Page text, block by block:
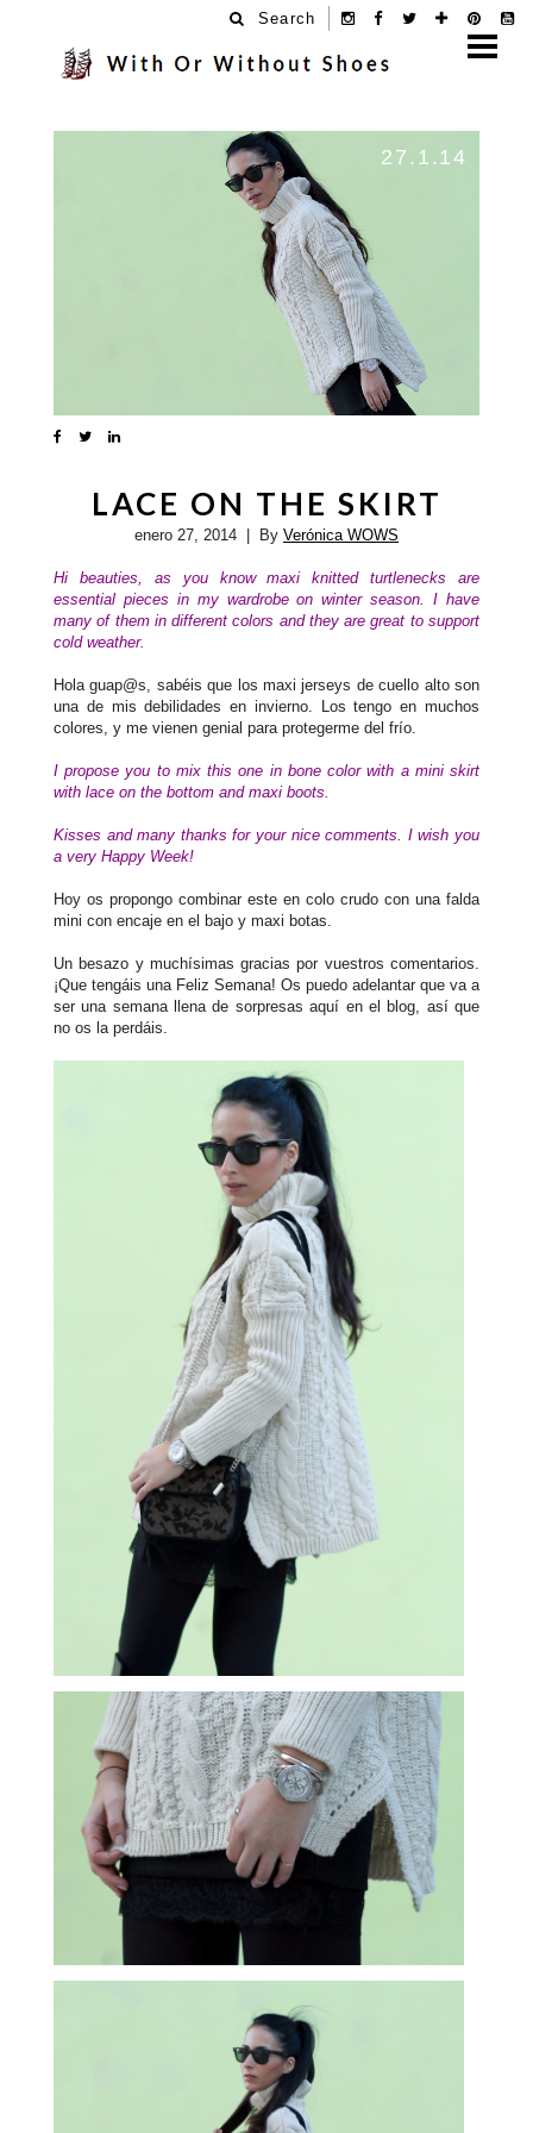
Search
27.1.14
LACE ON THE SKIRT
enero 27, 2014 | By Verónica WOWS
Hi beauties, as you know maxi knitted turtlenecks are
essential pieces in my wardrobe on winter season. I have
many of them in different colors and they are great to support
cold weather.
Hola guap@s, sabéis que los maxi jerseys de cuello alto son
una de mis debilidades en invierno. Los tengo en muchos
colores, y me vienen genial para protegerme del frío.
I propose you to mix this one in bone color with a mini skirt
with lace on the bottom and maxi boots.
Kisses and many thanks for your nice comments. I wish you
a very Happy Week!
Hoy os propongo combinar este en colo crudo con una falda
mini con encaje en el bajo y maxi botas.
Un besazo y muchísimas gracias por vuestros comentarios.
¡Que tengáis una Feliz Semana! Os puedo adelantar que va a
ser una semana llena de sorpresas aquí en el blog, así que
no os la perdáis.